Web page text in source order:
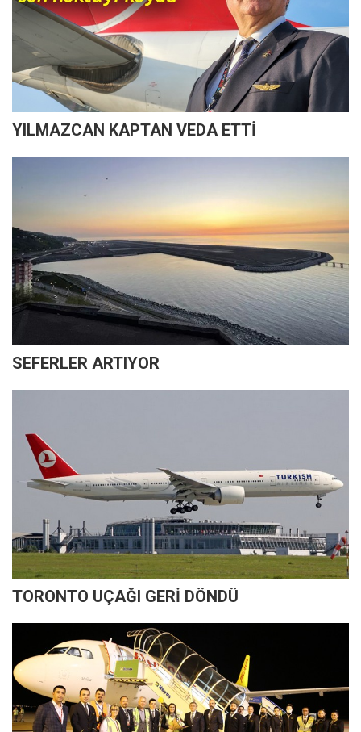
YILMAZCAN KAPTAN VEDA ETTİ
SEFERLER ARTIYOR
TORONTO UÇAĞI GERİ DÖNDÜ